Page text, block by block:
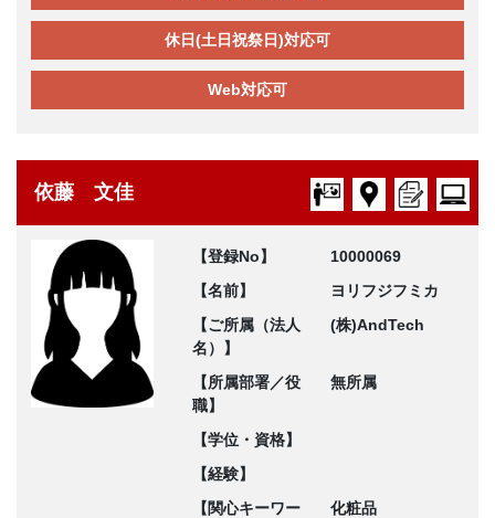
休日(土日祝祭日)対応可
Web対応可
依藤 文佳
【登録No】
10000069
【名前】
ヨリフジフミカ
【ご所属（法人
名）】
(株)AndTech
【所属部署／役
職】
無所属
【学位・資格】
【経験】
【関心キーワー
化粧品